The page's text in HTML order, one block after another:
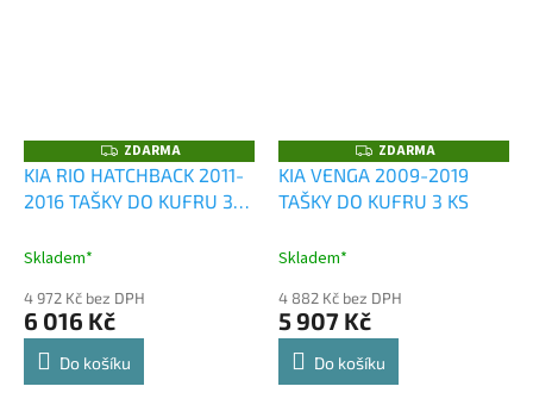
Z
D
A
R
ZDARMA
KIA RIO HATCHBACK 2011-
2016 TAŠKY DO KUFRU 3
Skladem*
4 972 Kč bez DPH
6 016 Kč
Do košíku
Z
D
A
R
ZDARMA
KIA VENGA 2009-2019
TAŠKY DO KUFRU 3 KS
Skladem*
4 882 Kč bez DPH
5 907 Kč
Do košíku